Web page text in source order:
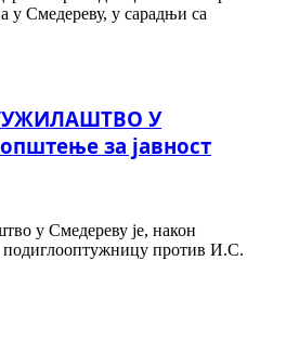
у Смедереву, у сарадњи са
У
за јавност
у Смедереву је, након
подиглооптужницу против И.С.